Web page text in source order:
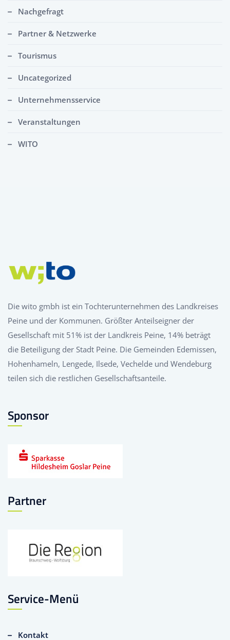
Nachgefragt
Partner & Netzwerke
Tourismus
Uncategorized
Unternehmensservice
Veranstaltungen
WITO
Die wito gmbh ist ein Tochterunternehmen des Landkreises
Peine und der Kommunen. Größter Anteilseigner der
Gesellschaft mit 51% ist der Landkreis Peine, 14% beträgt
die Beteiligung der Stadt Peine. Die Gemeinden Edemissen,
Hohenhameln, Lengede, Ilsede, Vechelde und Wendeburg
teilen sich die restlichen Gesellschaftsanteile.
Sponsor
Partner
Service-Menü
Kontakt